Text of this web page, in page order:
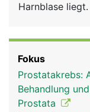
Rubriken
Harnblase
Nebenhoden
Fokus
Prostatakrebs:
Behandlung
Prostata